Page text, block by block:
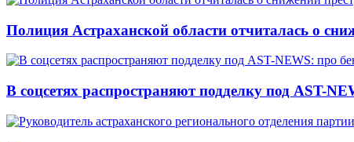
Полиция Астраханской области отчиталась о
В соцсетях распространяют подделку под AST-